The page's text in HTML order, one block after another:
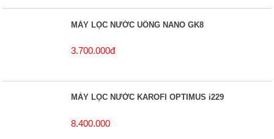
MÁY LỌC NƯỚC UỐNG NANO GK8
3.700.000đ
MÁY LỌC NƯỚC KAROFI OPTIMUS i229
8.400.000